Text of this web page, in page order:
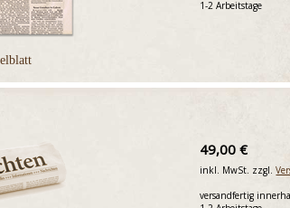
1-2 Arbeitstage
49,00 €
inkl. MwSt. zzgl.
versandfertig